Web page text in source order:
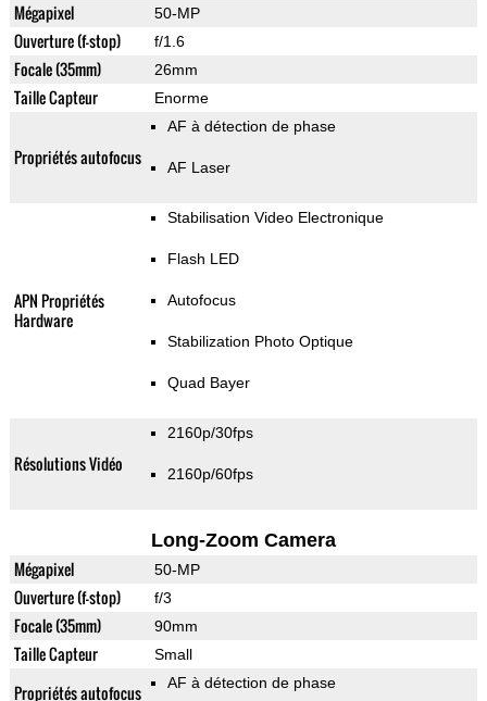
Mégapixel 50-MP
Ouverture (f-stop) f/1.6
Focale (35mm) 26mm
Taille Capteur Enorme
Propriétés autofocus
AF à détection de phase
AF Laser
APN Propriétés
Hardware
Stabilisation Video Electronique
Flash LED
Autofocus
Stabilization Photo Optique
Quad Bayer
Résolutions Vidéo
2160p/30fps
2160p/60fps
Long-Zoom Camera
Mégapixel 50-MP
Ouverture (f-stop) f/3
Focale (35mm) 90mm
Taille Capteur Small
Propriétés autofocus AF à détection de phase